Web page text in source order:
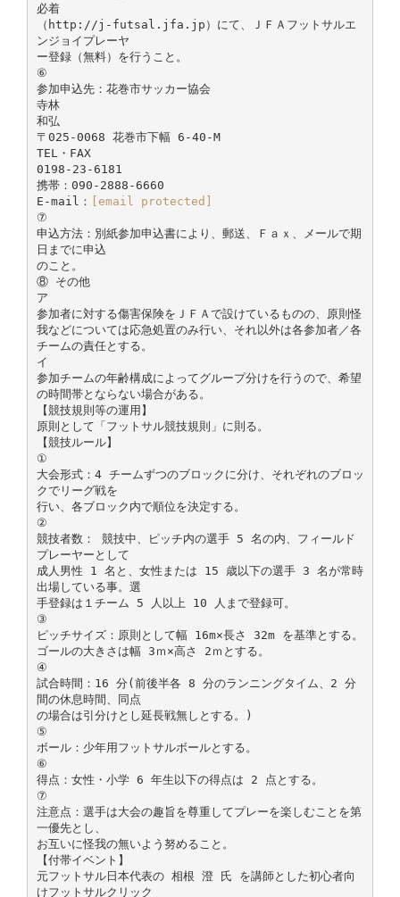
必着
（http://j-futsal.jfa.jp）にて、ＪＦＡフットサルエ
ンジョイプレーヤ
ー登録（無料）を行うこと。
⑥
参加申込先：花巻市サッカー協会
寺林
和弘
〒025-0068 花巻市下幅 6-40-M
TEL・FAX
0198-23-6181
携帯：090-2888-6660
E-mail： [email protected]
⑦
申込方法：別紙参加申込書により、郵送、Ｆａｘ、メールで期
日までに申込
のこと。
⑧ その他
ア
参加者に対する傷害保険をＪＦＡで設けているものの、原則怪
我などについては応急処置のみ行い、それ以外は各参加者／各
チームの責任とする。
イ
参加チームの年齢構成によってグループ分けを行うので、希望
の時間帯とならない場合がある。
【競技規則等の運用】
原則として「フットサル競技規則」に則る。
【競技ルール】
①
大会形式：4 チームずつのブロックに分け、それぞれのブロッ
クでリーグ戦を
行い、各ブロック内で順位を決定する。
②
競技者数： 競技中、ピッチ内の選手 5 名の内、フィールド
プレーヤーとして
成人男性 1 名と、女性または 15 歳以下の選手 3 名が常時
出場している事。選
手登録は１チーム 5 人以上 10 人まで登録可。
③
ピッチサイズ：原則として幅 16m×長さ 32m を基準とする。
ゴールの大きさは幅 3ｍ×高さ 2ｍとする。
④
試合時間：16 分(前後半各 8 分のランニングタイム、2 分
間の休息時間、同点
の場合は引分けとし延長戦無しとする。)
⑤
ボール：少年用フットサルボールとする。
⑥
得点：女性・小学 6 年生以下の得点は 2 点とする。
⑦
注意点：選手は大会の趣旨を尊重してプレーを楽しむことを第
一優先とし、
お互いに怪我の無いよう努めること。
【付帯イベント】
元フットサル日本代表の 相根 澄 氏 を講師とした初心者向
けフットサルクリック